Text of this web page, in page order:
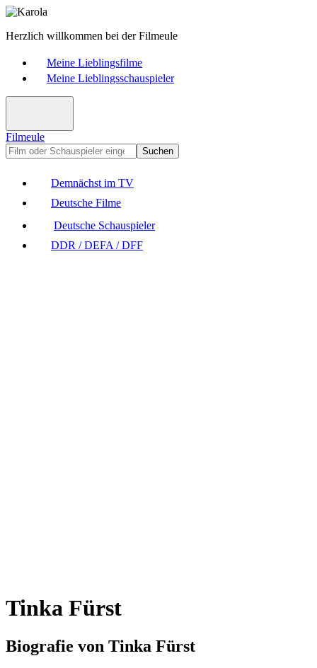
Herzlich willkommen bei der Filmeule
Meine Lieblingsfilme
Meine Lieblingsschauspieler
Filmeule
Suchen
Demnächst im TV
Deutsche Filme
Deutsche Schauspieler
DDR / DEFA / DFF
Tinka Fürst
Biografie von Tinka Fürst